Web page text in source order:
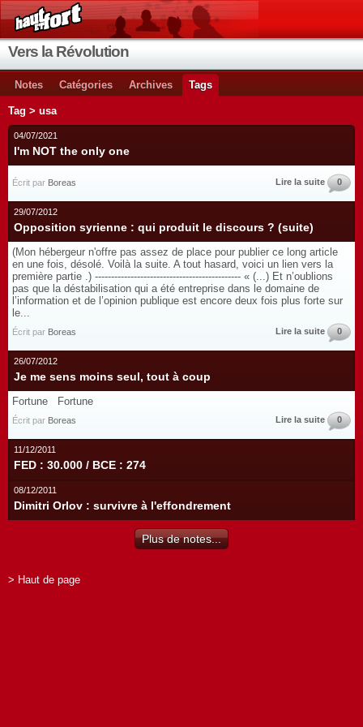
Vers la Révolution
Notes Catégories Archives Tags
Tag > usa
04/07/2021
I'm NOT the only one
Écrit par Boreas Lire la suite 0
29/07/2012
Opposition syrienne : qui produit le discours ? (suite)
(Mon hébergeur n'offre pas assez de place pour publier ce long article
en une fois, désolé. Voilà la suite. A tout hasard, voici un lien vers la
première partie .) --------------------------------------------- « (...) Et n’oublions
pas que la déstabilisation qui a été entreprise dans le domaine de
l’information et de l’opinion publique est encore deux fois plus forte sur
le...
Écrit par Boreas Lire la suite 0
26/07/2012
Je me sens moins seul, tout à coup
Fortune Fortune
Écrit par Boreas Lire la suite 0
11/12/2011
FED : 30.000 / BCE : 274
08/12/2011
Dimitri Orlov : survivre à l'effondrement
Plus de notes...
> Haut de page